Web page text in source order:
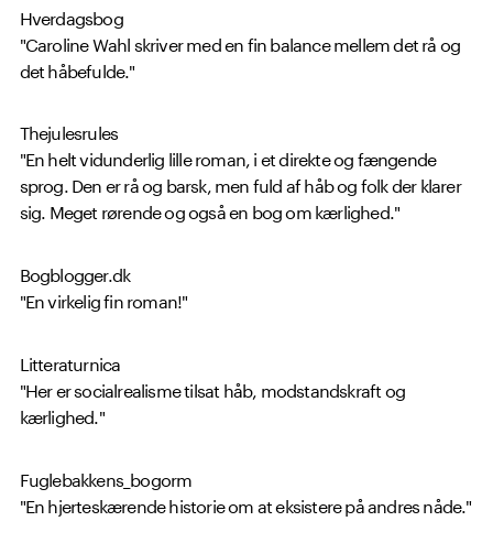
Hverdagsbog
"Caroline Wahl skriver med en fin balance mellem det rå og
det håbefulde."
Thejulesrules
"En helt vidunderlig lille roman, i et direkte og fængende
sprog. Den er rå og barsk, men fuld af håb og folk der klarer
sig. Meget rørende og også en bog om kærlighed."
Bogblogger.dk
"En virkelig fin roman!"
Litteraturnica
"Her er socialrealisme tilsat håb, modstandskraft og
kærlighed."
Fuglebakkens_bogorm
"En hjerteskærende historie om at eksistere på andres nåde."